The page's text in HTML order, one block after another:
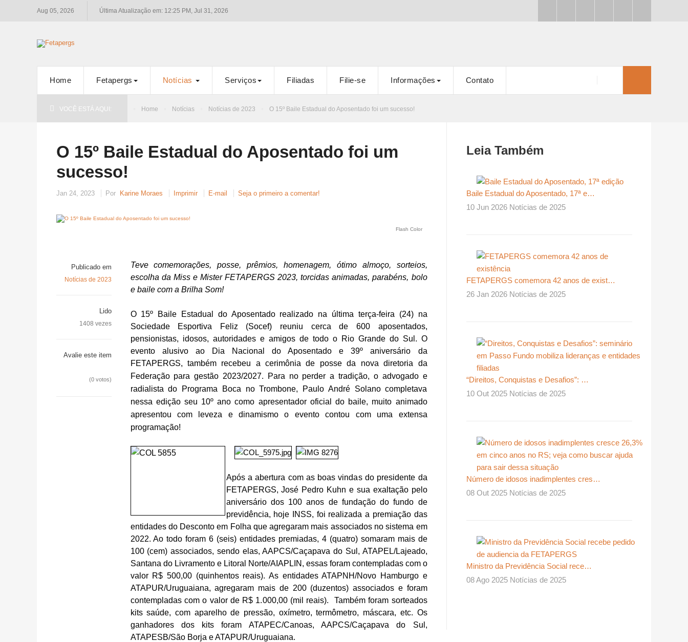
Aug 05, 2026 Última Atualização em: 12:25 PM, Jul 31, 2026
Home Fetapergs Notícias Serviços Filiadas Filie-se Informações Contato
VOCÊ ESTÁ AQUI: Home Notícias Notícias de 2023 O 15º Baile Estadual do Aposentado foi um sucesso!
O 15º Baile Estadual do Aposentado foi um
sucesso!
Jan 24, 2023 Por Karine Moraes Imprimir E-mail Seja o primeiro a comentar!
Flash Color
Publicado em
Notícias de 2023
Lido
1408 vezes
Avalie este item
(0 votos)
Teve comemorações, posse, prêmios, homenagem, ótimo almoço, sorteios,
escolha da Miss e Mister FETAPERGS 2023, torcidas animadas, parabéns, bolo
e baile com a Brilha Som!
O 15º Baile Estadual do Aposentado realizado na última terça-feira (24) na
Sociedade Esportiva Feliz (Socef) reuniu cerca de 600 aposentados,
pensionistas, idosos, autoridades e amigos de todo o Rio Grande do Sul. O
evento alusivo ao Dia Nacional do Aposentado e 39º aniversário da
FETAPERGS, também recebeu a cerimônia de posse da nova diretoria da
Federação para gestão 2023/2027.
Para no perder a tradição, o advogado e
radialista do Programa Boca no Trombone, Paulo André Solano completava
nessa edição seu 10º ano como apresentador oficial do baile, muito animado
apresentou com leveza e dinamismo o evento contou com uma extensa
programação!
Após a abertura com as boas vindas do presidente da
FETAPERGS, José Pedro Kuhn e sua exaltação pelo
aniversário dos 100 anos de fundação do fundo de
previdência, hoje INSS, foi realizada a premiação das
entidades do Desconto em Folha que agregaram mais associados no sistema em
2022. Ao todo foram 6 (seis) entidades premiadas, 4 (quatro) somaram mais de
100 (cem) associados, sendo elas, AAPCS/Caçapava do Sul, ATAPEL/Lajeado,
Santana do Livramento e Litoral Norte/AIAPLIN, essas foram contempladas com o
valor R$ 500,00 (quinhentos reais). As entidades ATAPNH/Novo Hamburgo e
ATAPUR/Uruguaiana, agregaram mais de 200 (duzentos) associados e foram
contempladas com o valor de R$ 1.000,00 (mil reais). Também foram sorteados
kits saúde, com aparelho de pressão, oxímetro, termômetro, máscara, etc. Os
ganhadores dos kits foram ATAPEC/Canoas, AAPCS/Caçapava do Sul,
ATAPESB/São Borja e ATAPUR/Uruguaiana.
Leia Também
Baile Estadual do Aposentado, 17ª e…
10 Jun 2026 Notícias de 2025
FETAPERGS comemora 42 anos de exist…
26 Jan 2026 Notícias de 2025
“Direitos, Conquistas e Desafios”: …
10 Out 2025 Notícias de 2025
Número de idosos inadimplentes cres…
08 Out 2025 Notícias de 2025
Ministro da Previdência Social rece…
08 Ago 2025 Notícias de 2025